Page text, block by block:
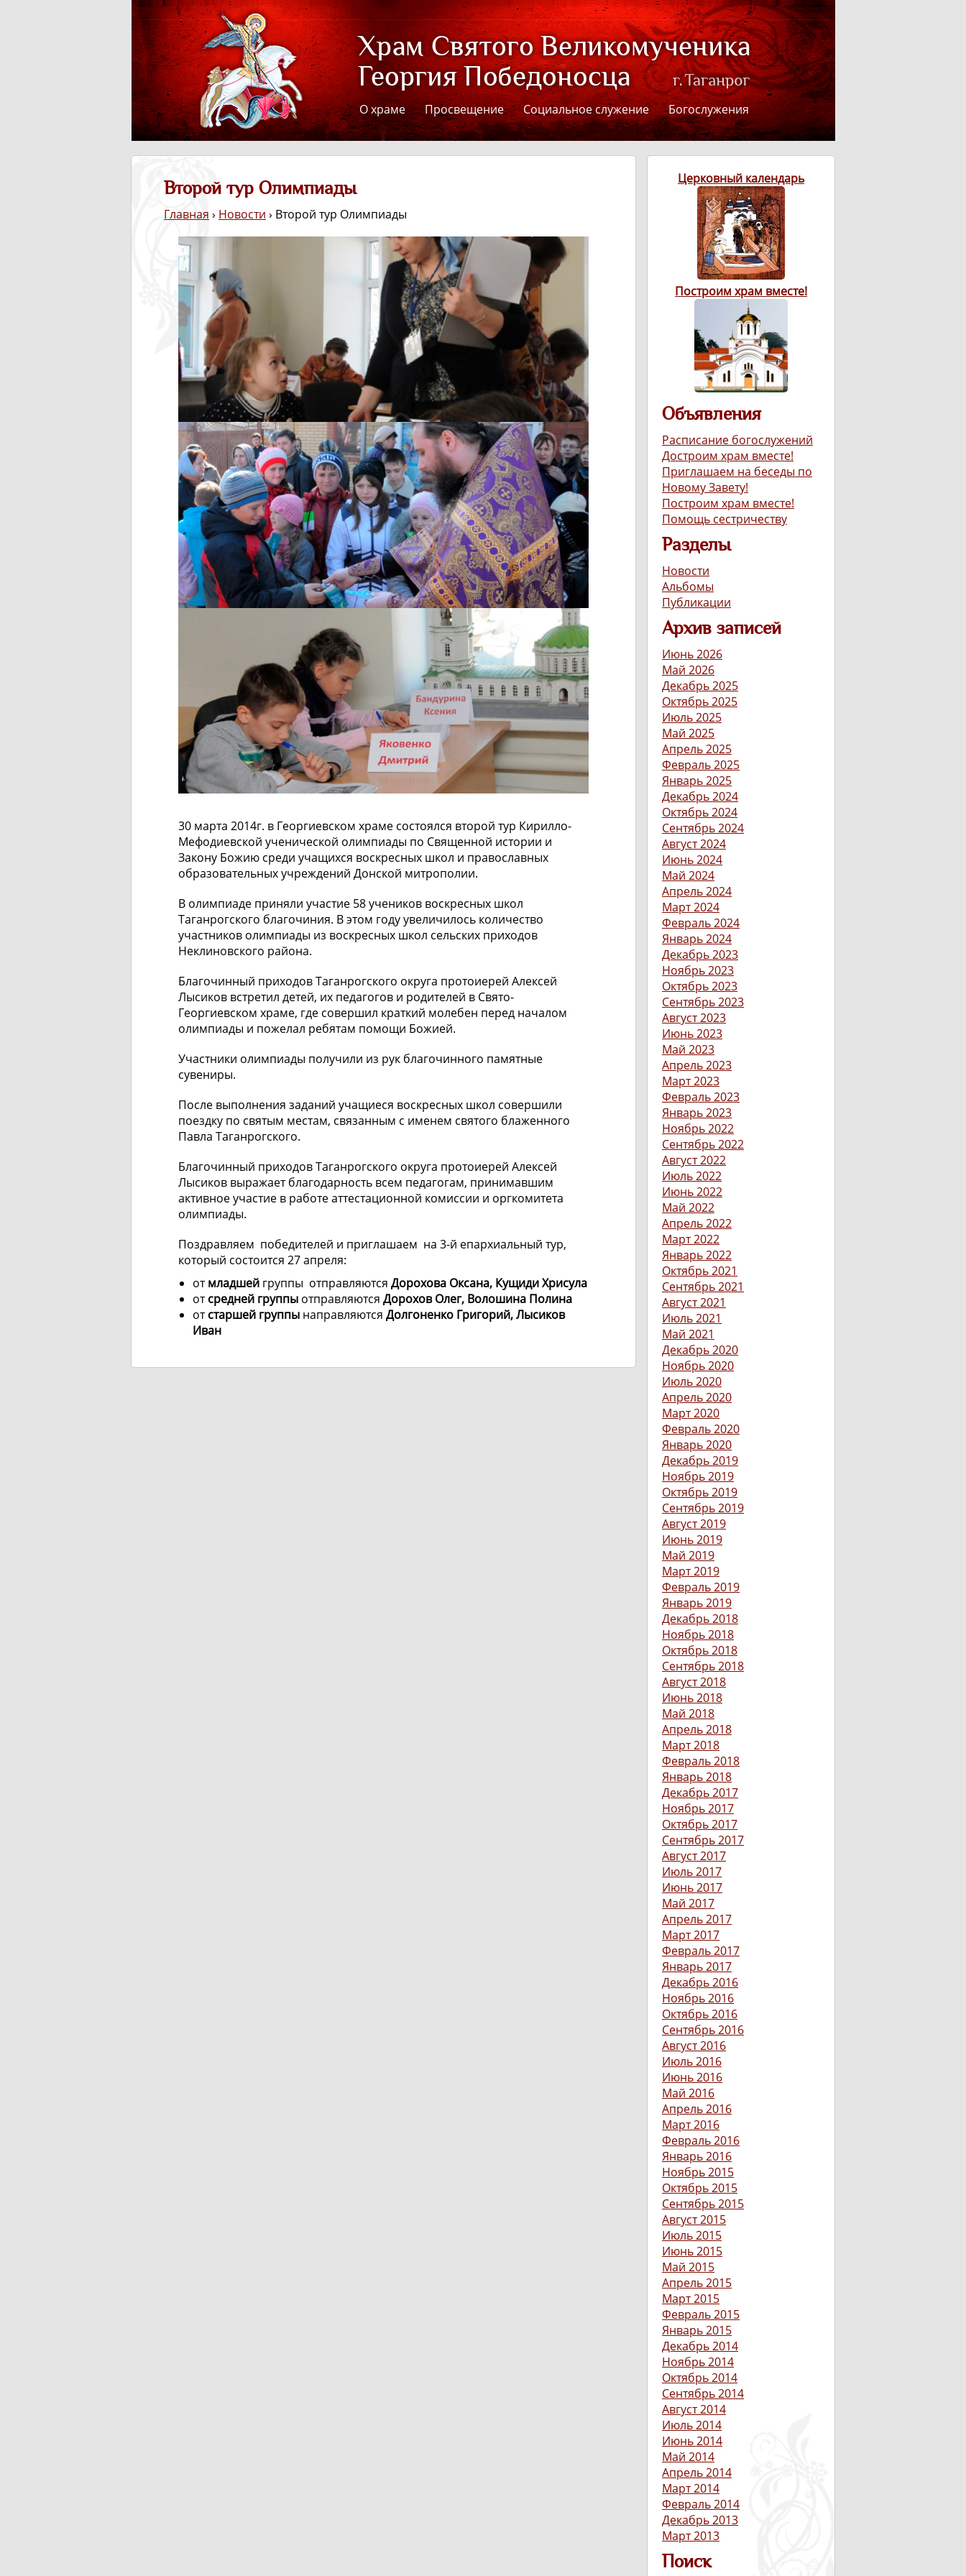
О храме Просвещение Социальное служение Богослужения
Церковный календарь
Построим храм вместе!
Объявления
Расписание богослужений
Достроим храм вместе!
Приглашаем на беседы по
Новому Завету!
Построим храм вместе!
Помощь сестричеству
Разделы
Новости
Альбомы
Публикации
Архив записей
Июнь 2026
Май 2026
Декабрь 2025
Октябрь 2025
Июль 2025
Май 2025
Апрель 2025
Февраль 2025
Январь 2025
Декабрь 2024
Октябрь 2024
Сентябрь 2024
Август 2024
Июнь 2024
Май 2024
Апрель 2024
Март 2024
Февраль 2024
Январь 2024
Декабрь 2023
Ноябрь 2023
Октябрь 2023
Сентябрь 2023
Август 2023
Июнь 2023
Май 2023
Апрель 2023
Март 2023
Февраль 2023
Январь 2023
Ноябрь 2022
Сентябрь 2022
Август 2022
Июль 2022
Июнь 2022
Май 2022
Апрель 2022
Март 2022
Январь 2022
Октябрь 2021
Сентябрь 2021
Август 2021
Июль 2021
Май 2021
Декабрь 2020
Ноябрь 2020
Июль 2020
Апрель 2020
Март 2020
Февраль 2020
Январь 2020
Декабрь 2019
Ноябрь 2019
Октябрь 2019
Сентябрь 2019
Август 2019
Июнь 2019
Май 2019
Март 2019
Февраль 2019
Январь 2019
Декабрь 2018
Ноябрь 2018
Октябрь 2018
Сентябрь 2018
Август 2018
Июнь 2018
Май 2018
Апрель 2018
Март 2018
Февраль 2018
Январь 2018
Декабрь 2017
Ноябрь 2017
Октябрь 2017
Сентябрь 2017
Август 2017
Июль 2017
Июнь 2017
Май 2017
Апрель 2017
Март 2017
Февраль 2017
Январь 2017
Декабрь 2016
Ноябрь 2016
Октябрь 2016
Сентябрь 2016
Август 2016
Июль 2016
Июнь 2016
Май 2016
Апрель 2016
Март 2016
Февраль 2016
Январь 2016
Ноябрь 2015
Октябрь 2015
Сентябрь 2015
Август 2015
Июль 2015
Июнь 2015
Май 2015
Апрель 2015
Март 2015
Февраль 2015
Январь 2015
Декабрь 2014
Ноябрь 2014
Октябрь 2014
Сентябрь 2014
Август 2014
Июль 2014
Июнь 2014
Май 2014
Апрель 2014
Март 2014
Февраль 2014
Декабрь 2013
Март 2013
Поиск
Второй тур Олимпиады
Главная › Новости › Второй тур Олимпиады
30 марта 2014г. в Георгиевском храме состоялся второй тур Кирилло-
Мефодиевской ученической олимпиады по Священной истории и
Закону Божию среди учащихся воскресных школ и православных
образовательных учреждений Донской митрополии.
В олимпиаде приняли участие 58 учеников воскресных школ
Таганрогского благочиния. В этом году увеличилось количество
участников олимпиады из воскресных школ сельских приходов
Неклиновского района.
Благочинный приходов Таганрогского округа протоиерей Алексей
Лысиков встретил детей, их педагогов и родителей в Свято-
Георгиевском храме, где совершил краткий молебен перед началом
олимпиады и пожелал ребятам помощи Божией.
Участники олимпиады получили из рук благочинного памятные
сувениры.
После выполнения заданий учащиеся воскресных школ совершили
поездку по святым местам, связанным с именем святого блаженного
Павла Таганрогского.
Благочинный приходов Таганрогского округа протоиерей Алексей
Лысиков выражает благодарность всем педагогам, принимавшим
активное участие в работе аттестационной комиссии и оргкомитета
олимпиады.
Поздравляем победителей и приглашаем на 3-й епархиальный тур,
который состоится 27 апреля:
отмладшей группы отправляются Дорохова Оксана, Кущиди Хрисула
отсредней группы отправляются Дорохов Олег, Волошина Полина
отстаршей группы направляются Долгоненко Григорий, Лысиков
Иван